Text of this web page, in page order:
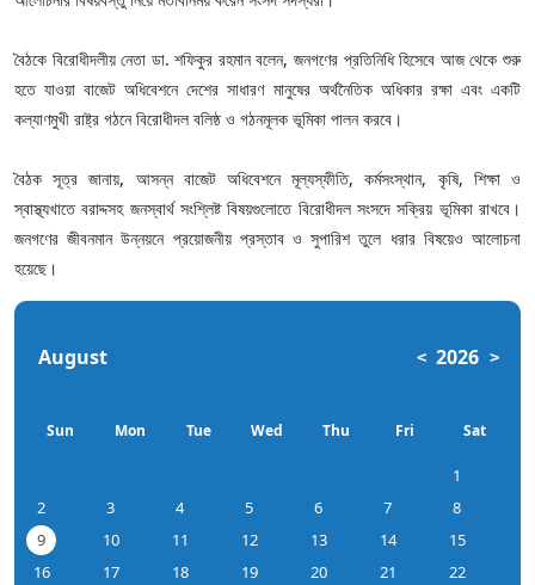
বৈঠকে বিরোধীদলীয় নেতা ডা. শফিকুর রহমান বলেন, জনগণের প্রতিনিধি হিসেবে আজ থেকে শুরু
হতে যাওয়া বাজেট অধিবেশনে দেশের সাধারণ মানুষের অর্থনৈতিক অধিকার রক্ষা এবং একটি
কল্যাণমুখী রাষ্ট্র গঠনে বিরোধীদল বলিষ্ঠ ও গঠনমূলক ভূমিকা পালন করবে।
বৈঠক সূত্র জানায়, আসন্ন বাজেট অধিবেশনে মূল্যস্ফীতি, কর্মসংস্থান, কৃষি, শিক্ষা ও
স্বাস্থ্যখাতে বরাদ্দসহ জনস্বার্থ সংশ্লিষ্ট বিষয়গুলোতে বিরোধীদল সংসদে সক্রিয় ভূমিকা রাখবে।
জনগণের জীবনমান উন্নয়নে প্রয়োজনীয় প্রস্তাব ও সুপারিশ তুলে ধরার বিষয়েও আলোচনা
হয়েছে।
August < 2026 >
Sun Mon Tue Wed Thu Fri Sat
1
2
3 4 5 6 7
8
9
10 11 12 13 14
15
16
17 18 19 20 21
22